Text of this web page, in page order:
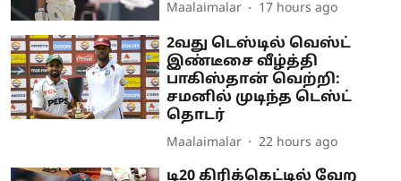
Maalaimalar 17 hours ago
2வது டெஸ்டில் வெஸ்ட்
இண்டீசை வீழ்த்தி
பாகிஸ்தான் வெற்றி:
சமனில் முடிந்த டெஸ்ட்
தொடர்
Maalaimalar 22 hours ago
டி20 கிரிக்கெட்டில் வேற